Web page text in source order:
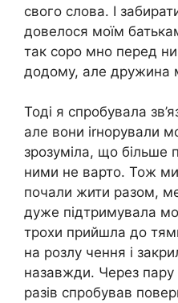
свого слова. І
довелося моїм
так соро мно перед
додому, але дружина
Тоді я спробувала
але вони іrнорували
зрозуміла, що більше
ними не варто. Тож
почали жити разом,
дуже підтримувала
трохи прийшла до
на розлу чення і
назавжди. Через пару
разів спробував